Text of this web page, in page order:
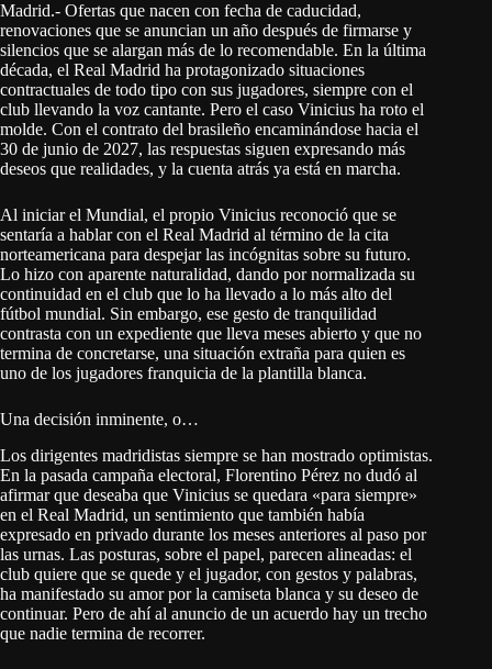
Madrid.- Ofertas que nacen con fecha de caducidad,
renovaciones que se anuncian un año después de firmarse y
silencios que se alargan más de lo recomendable. En la última
década, el Real Madrid ha protagonizado situaciones
contractuales de todo tipo con sus jugadores, siempre con el
club llevando la voz cantante. Pero el caso Vinicius ha roto el
molde. Con el contrato del brasileño encaminándose hacia el
30 de junio de 2027, las respuestas siguen expresando más
deseos que realidades, y la cuenta atrás ya está en marcha.
Al iniciar el Mundial, el propio Vinicius reconoció que se
sentaría a hablar con el Real Madrid al término de la cita
norteamericana para despejar las incógnitas sobre su futuro.
Lo hizo con aparente naturalidad, dando por normalizada su
continuidad en el club que lo ha llevado a lo más alto del
fútbol mundial. Sin embargo, ese gesto de tranquilidad
contrasta con un expediente que lleva meses abierto y que no
termina de concretarse, una situación extraña para quien es
uno de los jugadores franquicia de la plantilla blanca.
Una decisión inminente, o…
Los dirigentes madridistas siempre se han mostrado optimistas.
En la pasada campaña electoral, Florentino Pérez no dudó al
afirmar que deseaba que Vinicius se quedara «para siempre»
en el Real Madrid, un sentimiento que también había
expresado en privado durante los meses anteriores al paso por
las urnas. Las posturas, sobre el papel, parecen alineadas: el
club quiere que se quede y el jugador, con gestos y palabras,
ha manifestado su amor por la camiseta blanca y su deseo de
continuar. Pero de ahí al anuncio de un acuerdo hay un trecho
que nadie termina de recorrer.